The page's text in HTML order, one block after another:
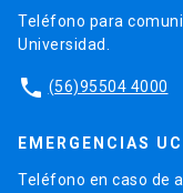
Teléfono para
Universidad.
phone (56)95504 4000
EMERGENCIAS UC
Teléfono en caso de